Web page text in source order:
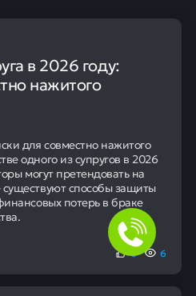
в 2026 году:
нажитого
для совместно нажитого
одного из супругов в 2026
могут претендовать на
способы защиты
потерь в браке
0 6